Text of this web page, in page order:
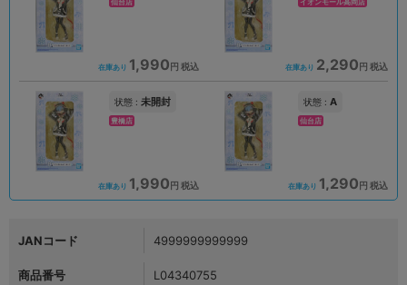
仙台店
在庫あり 1,990 円 税込
イオンモール高岡店
在庫あり 2,290 円 税込
状態 : 未開封
豊橋店
在庫あり 1,990 円 税込
状態 : A
仙台店
在庫あり 1,290 円 税込
JANコード 4999999999999
商品番号 L04340755